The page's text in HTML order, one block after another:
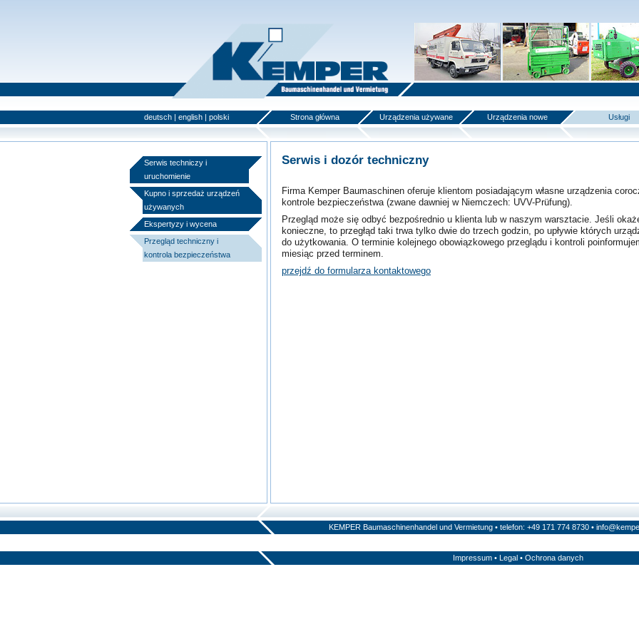
deutsch | english | polski Strona główna Urządzenia używane Urządzenia nowe Usługi
Serwis techniczy i
uruchomienie
Kupno i sprzedaż urządzeń
używanych
Ekspertyzy i wycena
Przegląd techniczny i
kontrola bezpieczeństwa
Serwis i dozór techniczny
Firma Kemper Baumaschinen oferuje klientom posiadającym własne urządzenia
kontrole bezpieczeństwa (zwane dawniej w Niemczech: UVV-Prüfung).
Przegląd może się odbyć bezpośrednio u klienta lub w naszym warsztacie. Jeśli
konieczne, to przegłąd taki trwa tylko dwie do trzech godzin, po upływie których
do użytkowania. O terminie kolejnego obowiązkowego przeglądu i kontroli
miesiąc przed terminem.
przejdź do formularza kontaktowego
KEMPER Baumaschinenhandel und Vermietung • telefon: +49 171 774 8730 •
Impressum• Legal• Ochrona danych